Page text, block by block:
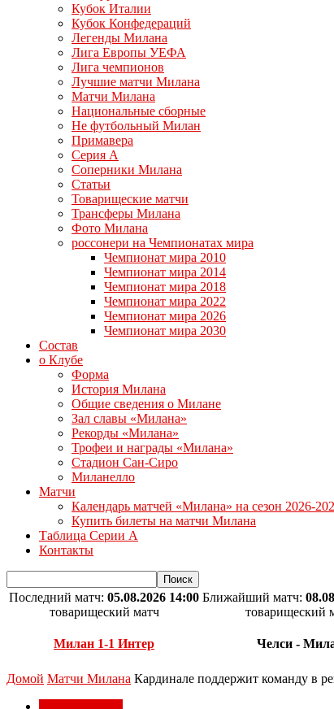
Кубок Италии
Кубок Конфедераций
Легенды Милана
Лига Европы УЕФА
Лига чемпионов
Лучшие матчи Милана
Матчи Милана
Национальные сборные
Не футбольный Милан
Примавера
Серия А
Соперники Милана
Статьи
Товарищеские матчи
Трансферы Милана
Фото Милана
россонери на Чемпионатах мира
Чемпионат мира 2010
Чемпионат мира 2014
Чемпионат мира 2018
Чемпионат мира 2022
Чемпионат мира 2026
Чемпионат мира 2030
Состав
о Клубе
Форма
История Милана
Общие сведения о Милане
Зал славы «Милана»
Рекорды «Милана»
Трофеи и награды «Милана»
Стадион Сан-Сиро
Миланелло
Матчи
Календарь матчей «Милана» на сезон 2026-
Купить билеты на матчи Милана
Таблица Серии А
Контакты
Последний матч: 05.08.2026 14:00
товарищеский матч
Милан 1-1 Интер
Ближайший матч:
товарищеский
Челси -
Домой Матчи Милана Кардинале поддержит команду в